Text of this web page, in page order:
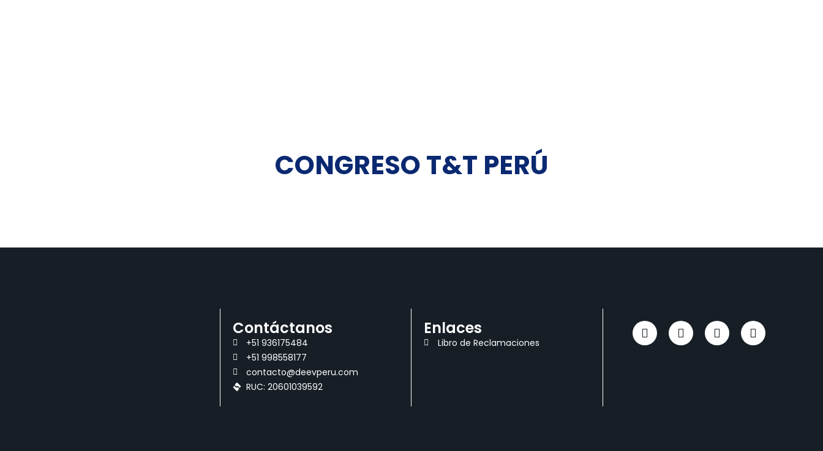
CONGRESO T&T PERÚ
Contáctanos
+51 936175484
+51 998558177
contacto@deevperu.com
RUC: 20601039592
Enlaces
Libro de Reclamaciones